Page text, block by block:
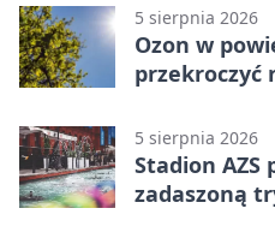
5 sierpnia 2026
Ozon w
przekroczyć
5 sierpnia 2026
Stadion AZS
zadaszoną